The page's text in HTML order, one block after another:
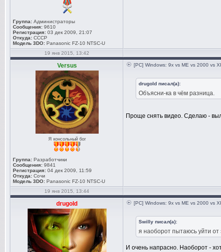
Группа: Администраторы
Сообщения: 9610
Регистрация: 03 дек 2009, 21:07
Откуда: СССР
Модель 3DO: Panasonic FZ-10 NTSC-U
19 янв 2015, 13:42
Versus
Я консольный бог
Группа: Разработчики
Сообщения: 9841
Регистрация: 04 дек 2009, 11:59
Откуда: Сочи
Модель 3DO: Panasonic FZ-10 NTSC-U
[PC] Windows: 9x vs ME vs 2000 vs
drugold писал(а):
Объясни-ка в чём разница.
Проще снять видео. Сделаю -
19 янв 2015, 13:44
drugold [PC] Windows: 9x vs ME vs 2000 vs
Swilly писал(а):
я наоборот пытаюсь уйти от
И очень напрасно. Наоборот -